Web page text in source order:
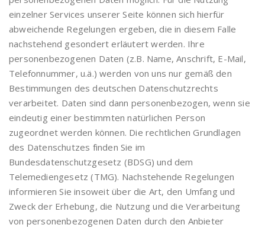
einzelner Services unserer Seite können sich hierfür
abweichende Regelungen ergeben, die in diesem Falle
nachstehend gesondert erläutert werden. Ihre
personenbezogenen Daten (z.B. Name, Anschrift, E-Mail,
Telefonnummer, u.ä.) werden von uns nur gemäß den
Bestimmungen des deutschen Datenschutzrechts
verarbeitet. Daten sind dann personenbezogen, wenn sie
eindeutig einer bestimmten natürlichen Person
zugeordnet werden können. Die rechtlichen Grundlagen
des Datenschutzes finden Sie im
Bundesdatenschutzgesetz (BDSG) und dem
Telemediengesetz (TMG). Nachstehende Regelungen
informieren Sie insoweit über die Art, den Umfang und
Zweck der Erhebung, die Nutzung und die Verarbeitung
von personenbezogenen Daten durch den Anbieter